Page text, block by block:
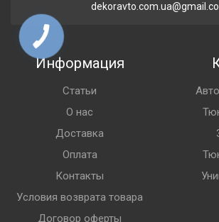
Информация
Статьи
О нас
Доставка
Оплата
Контакты
Условия возврата товара
Договор оферты